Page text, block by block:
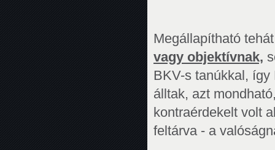
Megállapítható
vagy objektívnak,
BKV-s tanúkkal, így
álltak, azt
kontraérdekelt volt
feltárva - a